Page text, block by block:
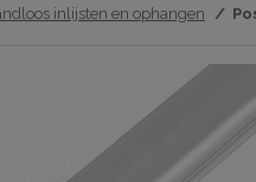
inlijsten en ophangen